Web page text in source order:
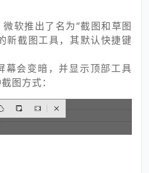
软推出了名为“截图和草图
新截图工具，其默认快捷键
幕会变暗，并显示顶部工具
图方式：